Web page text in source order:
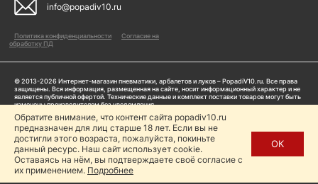
info@popadiv10.ru
Политика конфиденциальности
Согласие на
обработку ПД
© 2013-2026 Интернет-магазин пневматики, арбалетов и луков – PopadiV10.ru. Все права
защищены. Вся информация, размещенная на сайте, носит информационный характер и не
является публичной офертой. Технические данные и комплект поставки товаров могут быть
изменены производителем без уведомления
Пользуясь сайтом Popadiv10.ru, пользователь автоматически соглашается с условиями,
прописанными в
Политике конфиденциальности
Копирование любой информации (тексты, фото, видео и др.) с сайта Popadiv10 запрещено,
за исключением наличия письменного согласия администрации сайта Popadiv10.
Обратите внимание, что контент сайта popadiv10.ru
предназначен для лиц старше 18 лет. Если вы не
достигли этого возраста, пожалуйста, покиньте
данный ресурс. Наш сайт использует cookie.
Оставаясь на нём, вы подтверждаете своё согласие с
их применением. Подробнее
ОК